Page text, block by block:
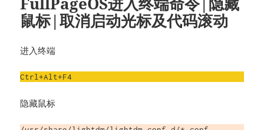
鼠标|取消启动光标及代码滚动
进入终端
Ctrl+Alt+F4
隐藏鼠标